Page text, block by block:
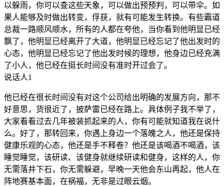
以躲雨， 你可以查这些天象， 可以做出预预判， 可以带伞。 如
果人能够及时做出转变， 俘获， 就有可能发生转换。 有些霸道
总裁一路顺风顺水， 所有的人都在夸他， 当你看到 他明 显已经
飘了， 他明 显已经离开了大道， 他明 显已经忘记了他出发时的
心态， 他明 显已经忘记了他出发时候的理想， 他身边已经充满
了小人， 他已经在挺长时间没有准时开过会了。
说话人1
他已经在很长时间没有对这个公司给出明确的发展方向， 那不
好意思， 货很近了， 披萨雷已经在路 上。 具体例 子我不举了，
大家看看过去几年被装抓起来的人， 你有可能就知道我在说什
么。 好了， 那转回 来， 你遇 上身边一个落魄之 人， 他还是保持
健康乐观的心态， 他还是手不释卷？ 他还是该喝酒不喝酒， 该
睡觉睡觉， 该研读、 该健身就继续研读和健身， 这样的人， 你
无需落井下石， 你无需躲避， 早晚一天他会东山再起， 他人在
阵地赛基本面， 在祸福， 无非是过眼云烟。